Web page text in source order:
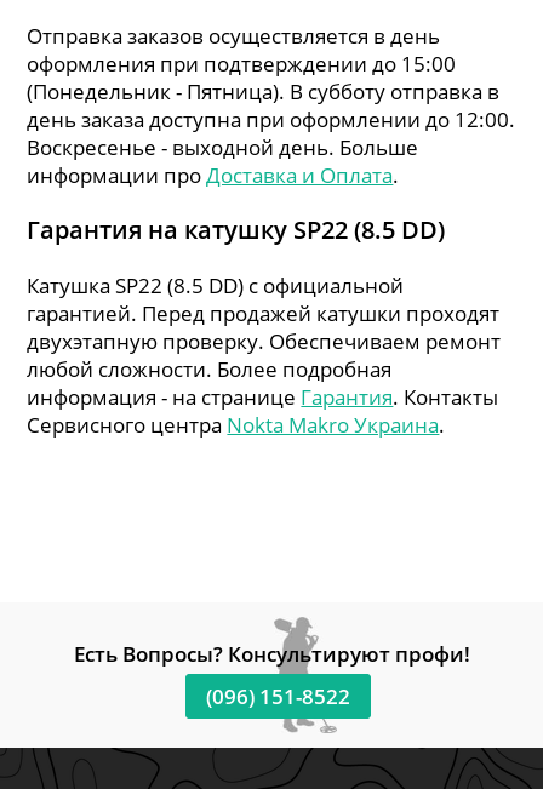
Отправка заказов осуществляется в день
оформления при подтверждении до 15:00
(Понедельник - Пятница). В субботу отправка в
день заказа доступна при оформлении до 12:00.
Воскресенье - выходной день. Больше
информации проДоставка и Оплата.
Гарантия на катушку SP22 (8.5 DD)
Катушка SP22 (8.5 DD) с официальной
гарантией. Перед продажей катушки проходят
двухэтапную проверку. Обеспечиваем ремонт
любой сложности. Более подробная
информация - на странице Гарантия. Контакты
Сервисного центра Nokta Makro Украина.
Есть Вопросы? Консультируют профи!
(096) 151-8522